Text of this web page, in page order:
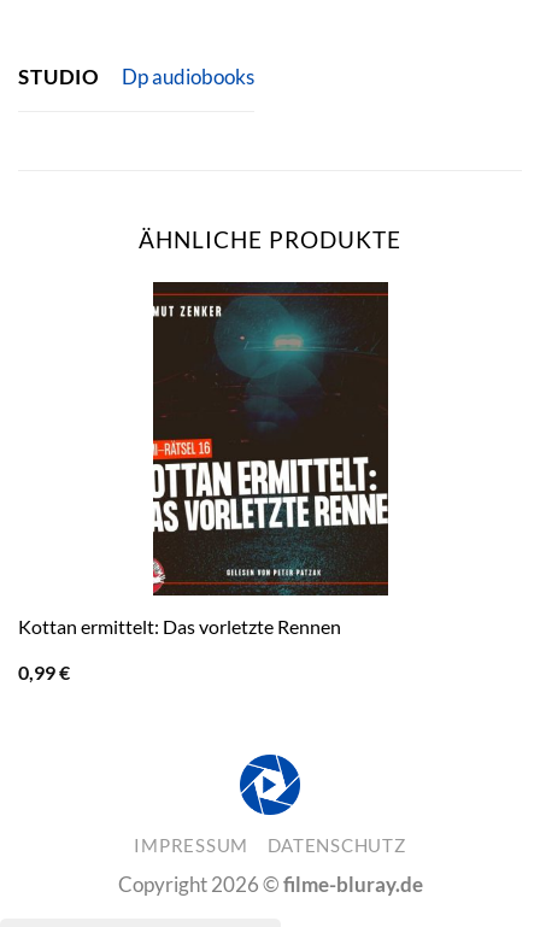
STUDIO Dp audiobooks
ÄHNLICHE PRODUKTE
Kottan ermittelt: Das vorletzte Rennen
0,99€
IMPRESSUM DATENSCHUTZ
Copyright 2026 ©filme-bluray.de